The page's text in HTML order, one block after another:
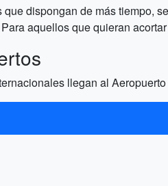
que dispongan de más tiempo,
aquellos que quieran
llegan al